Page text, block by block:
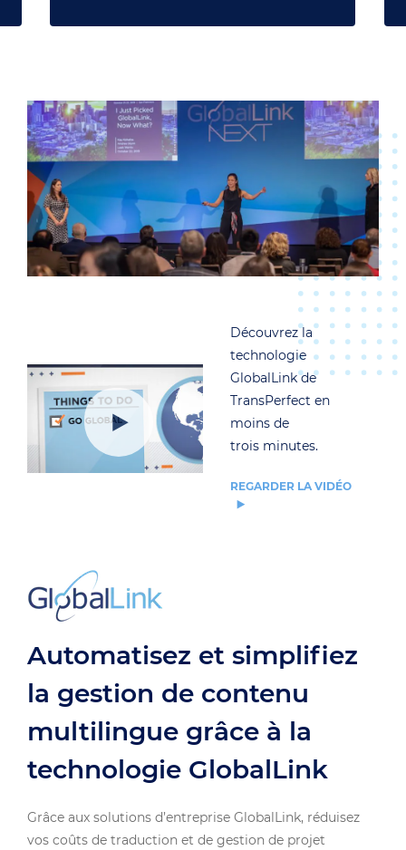
Découvrez la
technologie
GlobalLink de
TransPerfect en
moins de
trois minutes.
REGARDER LA VIDÉO
Automatisez et simplifiez
la gestion de contenu
multilingue grâce à la
technologie GlobalLink
Grâce aux solutions d’entreprise GlobalLink, réduisez
vos coûts de traduction et de gestion de projet